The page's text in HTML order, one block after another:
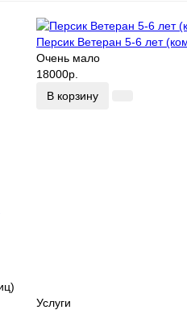
Персик Ветеран 5-6 лет
Очень мало
18000р.
В корзину
Услуги